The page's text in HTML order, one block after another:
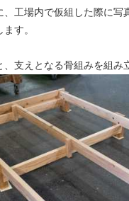
、工場内で仮組した際に写
す。
、支えとなる骨組みを組み